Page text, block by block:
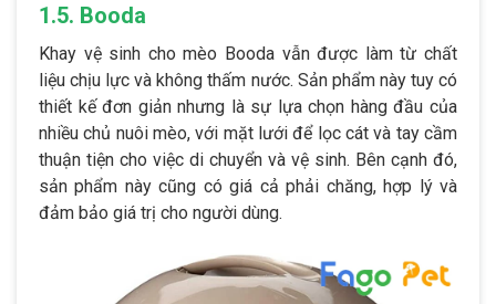
1.5. Booda
Khay vệ sinh cho mèo Booda vẫn được làm từ chất
liệu chịu lực và không thấm nước. Sản phẩm này tuy có
thiết kế đơn giản nhưng là sự lựa chọn hàng đầu của
nhiều chủ nuôi mèo, với mặt lưới để lọc cát và tay cầm
thuận tiện cho việc di chuyển và vệ sinh. Bên cạnh đó,
sản phẩm này cũng có giá cả phải chăng, hợp lý và
đảm bảo giá trị cho người dùng.